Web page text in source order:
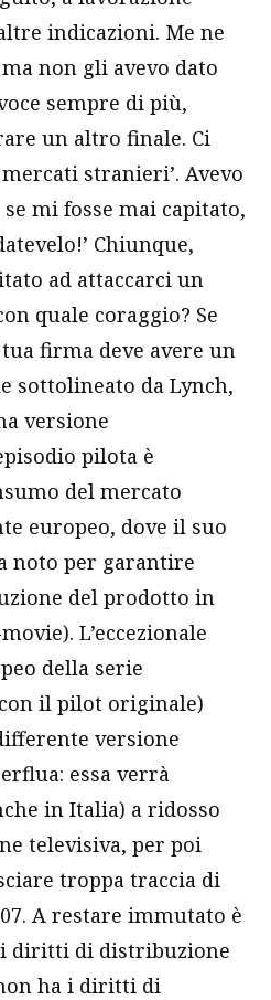
indicazioni. Me ne
non gli avevo dato
sempre di più,
un altro finale. Ci
stranieri’. Avevo
mi fosse mai capitato,
Chiunque,
ad attaccarci un
quale coraggio? Se
firma deve avere un
sottolineato da Lynch,
versione
pilota è
del mercato
europeo, dove il suo
noto per garantire
del prodotto in
L’eccezionale
della serie
il pilot originale)
versione
essa verrà
in Italia) a ridosso
televisiva, per poi
troppa traccia di
A restare immutato è
diritti di distribuzione
ha i diritti di